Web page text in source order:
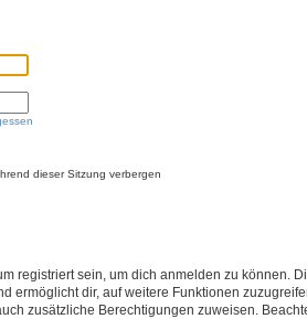
dieser Sitzung verbergen
registriert sein, um dich anmelden zu können.
ermöglicht dir, auf weitere Funktionen
zusätzliche Berechtigungen zuweisen.